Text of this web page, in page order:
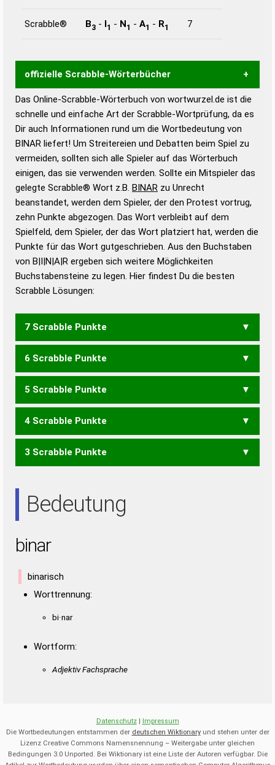
Scrabble® B3 - I1 - N1 - A1 - R1 7
offizielle Scrabble-Wörterbücher
Wortwurzel liefert mit Hilfe eines semantischen
Wortanalyse-Algorithmus gute Anhaltspunkte zu
Wortbedeutung, Worttrennung und Wortform, um die
Gültigkeit eines Wortes für das Scrabble-Spiel zu
bestimmen!
zugelassene Turnier Scrabble-
Wörterbücher sind:
Duden – Standardwerk in 12 Bänden
Duden – Richtiges und gutes
Deutsch
Duden – Die deutsche Grammatik
Duden – Deutsches
Das Online-Scrabble-Wörterbuch von wortwurzel.de ist die
schnelle und einfache Art der Scrabble-Wortprüfung, da es
Dir auch Informationen rund um die Wortbedeutung von
BINAR liefert! Um Streitereien und Debatten beim Spiel zu
vermeiden, sollten sich alle Spieler auf das Wörterbuch
einigen, das sie verwenden werden. Sollte ein Mitspieler das
gelegte Scrabble® Wort z.B. BINAR zu Unrecht
beanstandet, werden dem Spieler, der den Protest vortrug,
zehn Punkte abgezogen. Das Wort verbleibt auf dem
Spielfeld, dem Spieler, der das Wort platziert hat, werden die
Punkte für das Wort gutgeschrieben. Aus den Buchstaben
von B|I|N|A|R ergeben sich weitere Möglichkeiten
Buchstabensteine zu legen. Hier findest Du die besten
Scrabble Lösungen:
7 Scrabble Punkte
RABIN
6 Scrabble Punkte
ABRI BANI BARN IBAN
5 Scrabble Punkte
ABI BAI BAN BAR
4 Scrabble Punkte
IRAN RAIN
3 Scrabble Punkte
Bedeutung
binar
binarisch
Worttrennung:
bi·nar
Wortform:
Adjektiv Fachsprache
Datenschutz| Impressum
Die Wortbedeutungen entstammen der deutschen Wiktionaryund stehen unter der
Lizenz Creative Commons Namensnennung – Weitergabe unter gleichen
Bedingungen 3.0 Unported. Bei Wiktionary ist eine Liste der Autoren verfügbar. Die